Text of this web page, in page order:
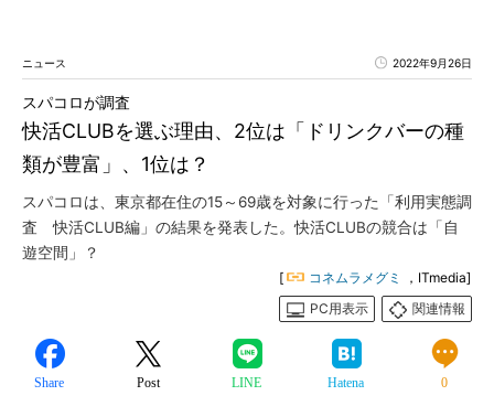
ニュース 2022年9月26日
快活CLUBを選ぶ理由、2位は「ドリンクバーの種
類が豊富」、1位は？
スパコロが調査
スパコロは、東京都在住の15～69歳を対象に行った「利用実態調
査 快活CLUB編」の結果を発表した。快活CLUBの競合は「自
遊空間」？
[ コネムラメグミ
，ITmedia]
PC用表示
関連情報
Share Post LINE Hatena 0